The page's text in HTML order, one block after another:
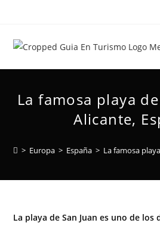
La famosa playa
Alicante,
> Europa > España > La famosa
La playa de San Juan es uno de los